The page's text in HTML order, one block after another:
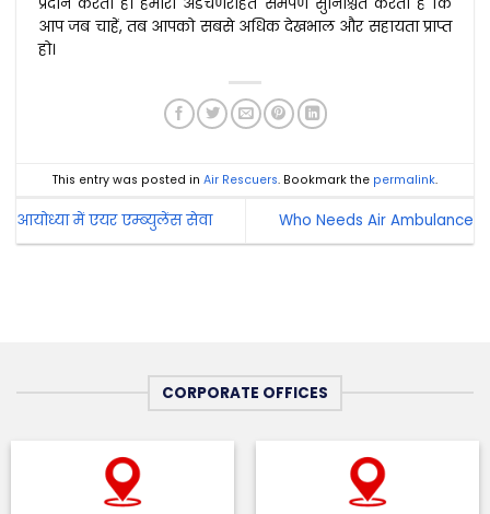
आप जब चाहें, तब आपको सबसे अधिक देखभाल और सहायता प्राप्त
हो।
This entry was posted in Air Rescuers. Bookmark the permalink.
आयोध्या में एयर एम्ब्युलेंस सेवा Who Needs Air Ambulance
CORPORATE OFFICES